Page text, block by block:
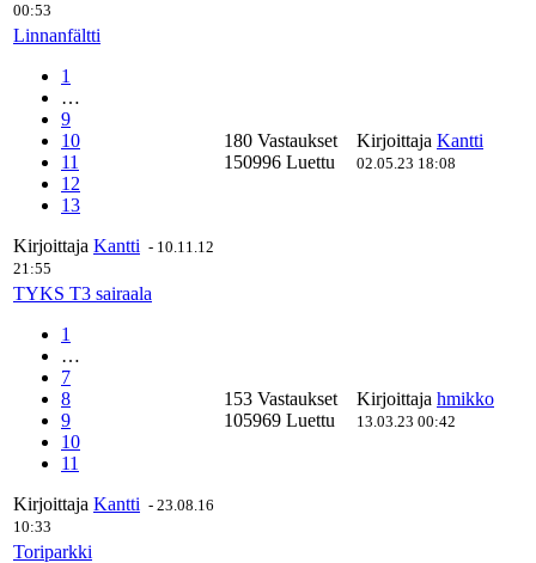
00:53
Linnanfältti
1
…
9
10
11
12
13
Kirjoittaja Kantti - 10.11.12
21:55
180 Vastaukset
150996 Luettu
Kirjoittaja Kantti
02.05.23 18:08
TYKS T3 sairaala
1
…
7
8
9
10
11
Kirjoittaja Kantti - 23.08.16
10:33
153 Vastaukset
105969 Luettu
Kirjoittaja hmikko
13.03.23 00:42
Toriparkki